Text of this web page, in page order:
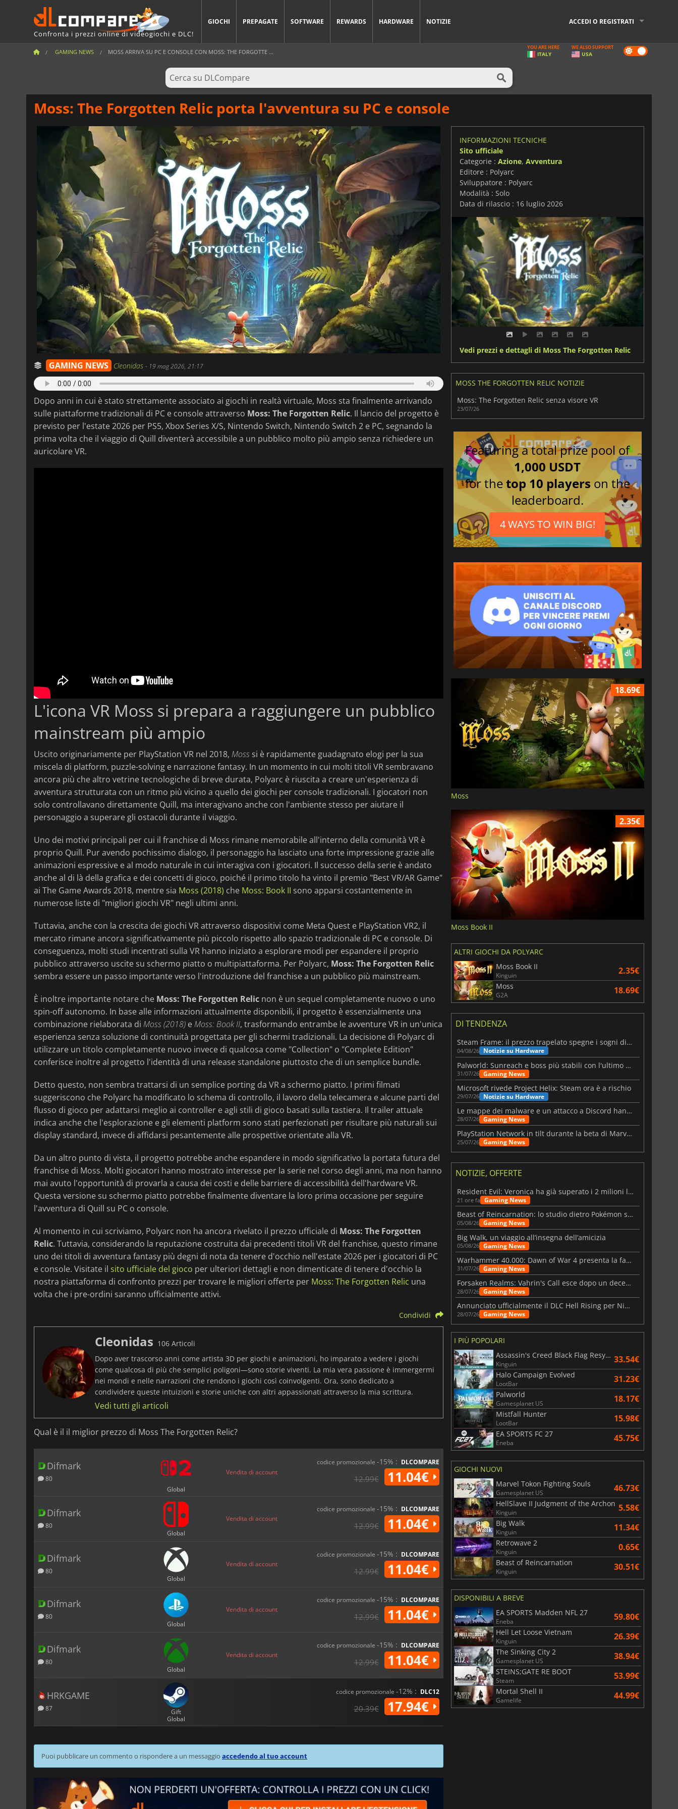
Confronta i prezzi online di videogiochi e DLC!
GIOCHI PREPAGATE SOFTWARE REWARDS HARDWARE NOTIZIE ACCEDI O REGISTRATI
GAMING NEWS MOSS ARRIVA SU PC E CONSOLE CON MOSS: THE FORGOTTE ... Dark
mode
YOU ARE HERE
ITALY
WE ALSO SUPPORT
USA
Moss: The Forgotten Relic porta l'avventura su PC e console
GAMING NEWS Cleonidas - 19 mag 2026, 21:17
Dopo anni in cui è stato strettamente associato ai giochi in realtà virtuale, Moss sta finalmente arrivando
sulle piattaforme tradizionali di PC e console attraverso Moss: The Forgotten Relic. Il lancio del progetto è
previsto per l'estate 2026 per PS5, Xbox Series X/S, Nintendo Switch, Nintendo Switch 2 e PC, segnando la
prima volta che il viaggio di Quill diventerà accessibile a un pubblico molto più ampio senza richiedere un
auricolare VR.
L'icona VR Moss si prepara a raggiungere un pubblico
mainstream più ampio
Uscito originariamente per PlayStation VR nel 2018, Moss si è rapidamente guadagnato elogi per la sua
miscela di platform, puzzle-solving e narrazione fantasy. In un momento in cui molti titoli VR sembravano
ancora più che altro vetrine tecnologiche di breve durata, Polyarc è riuscita a creare un'esperienza di
avventura strutturata con un ritmo più vicino a quello dei giochi per console tradizionali. I giocatori non
solo controllavano direttamente Quill, ma interagivano anche con l'ambiente stesso per aiutare il
personaggio a superare gli ostacoli durante il viaggio.
Uno dei motivi principali per cui il franchise di Moss rimane memorabile all'interno della comunità VR è
proprio Quill. Pur avendo pochissimo dialogo, il personaggio ha lasciato una forte impressione grazie alle
animazioni espressive e al modo naturale in cui interagiva con i giocatori. Il successo della serie è andato
anche al di là della grafica e dei concetti di gioco, poiché il primo titolo ha vinto il premio "Best VR/AR Game"
ai The Game Awards 2018, mentre sia Moss (2018) che Moss: Book II sono apparsi costantemente in
numerose liste di "migliori giochi VR" negli ultimi anni.
Tuttavia, anche con la crescita dei giochi VR attraverso dispositivi come Meta Quest e PlayStation VR2, il
mercato rimane ancora significativamente più piccolo rispetto allo spazio tradizionale di PC e console. Di
conseguenza, molti studi incentrati sulla VR hanno iniziato a esplorare modi per espandere il proprio
pubblico attraverso uscite su schermo piatto o multipiattaforma. Per Polyarc, Moss: The Forgotten Relic
sembra essere un passo importante verso l'introduzione del franchise a un pubblico più mainstream.
È inoltre importante notare che Moss: The Forgotten Relic non è un sequel completamente nuovo o uno
spin-off autonomo. In base alle informazioni attualmente disponibili, il progetto è essenzialmente una
combinazione rielaborata di Moss (2018) eMoss: Book II, trasformando entrambe le avventure VR in un'unica
esperienza senza soluzione di continuità progettata per gli schermi tradizionali. La decisione di Polyarc di
utilizzare un titolo completamente nuovo invece di qualcosa come "Collection" o "Complete Edition"
conferisce inoltre al progetto l'identità di una release standalone piuttosto che di un semplice bundle.
Detto questo, non sembra trattarsi di un semplice porting da VR a schermo piatto. I primi filmati
suggeriscono che Polyarc ha modificato lo schema di controllo, il lavoro della telecamera e alcune parti del
flusso di gioco per adattarsi meglio ai controller e agli stili di gioco basati sulla tastiera. Il trailer attuale
indica anche che l'esplorazione e gli elementi platform sono stati perfezionati per risultare più naturali sui
display standard, invece di affidarsi pesantemente alle prospettive orientate alla VR.
Da un altro punto di vista, il progetto potrebbe anche espandere in modo significativo la portata futura del
franchise di Moss. Molti giocatori hanno mostrato interesse per la serie nel corso degli anni, ma non hanno
mai avuto l'opportunità di provarla a causa dei costi e delle barriere di accessibilità dell'hardware VR.
Questa versione su schermo piatto potrebbe finalmente diventare la loro prima occasione per seguire
l'avventura di Quill su PC o console.
Al momento in cui scriviamo, Polyarc non ha ancora rivelato il prezzo ufficiale di Moss: The Forgotten
Relic. Tuttavia, considerando la reputazione costruita dai precedenti titoli VR del franchise, questo rimane
uno dei titoli di avventura fantasy più degni di nota da tenere d'occhio nell'estate 2026 per i giocatori di PC
e console. Visitate il sito ufficiale del gioco per ulteriori dettagli e non dimenticate di tenere d'occhio la
nostra piattaforma di confronto prezzi per trovare le migliori offerte per Moss: The Forgotten Relic una
volta che i pre-ordini saranno ufficialmente attivi.
Condividi
Cleonidas 106 Articoli
Dopo aver trascorso anni come artista 3D per giochi e animazioni, ho imparato a vedere i giochi
come qualcosa di più che semplici poligoni—sono storie viventi. La mia vera passione è immergermi
nei mondi e nelle narrazioni che rendono i giochi così coinvolgenti. Ora, sono dedicato a
condividere queste intuizioni e storie uniche con altri appassionati attraverso la mia scrittura.
Vedi tutti gli articoli
Qual è il il miglior prezzo di Moss The Forgotten Relic?
Difmark
80
Global
Vendita di account
codice promozionale -15% : DLCOMPARE
12.99€ 11.04€
Difmark
80
Global
Vendita di account
codice promozionale -15% : DLCOMPARE
12.99€ 11.04€
Difmark
80
Global
Vendita di account
codice promozionale -15% : DLCOMPARE
12.99€ 11.04€
Difmark
80
Global
Vendita di account
codice promozionale -15% : DLCOMPARE
12.99€ 11.04€
Difmark
80
Global
Vendita di account
codice promozionale -15% : DLCOMPARE
12.99€ 11.04€
HRKGAME
87
Gift
Global
codice promozionale -12% : DLC12
20.39€ 17.94€
Puoi pubblicare un commento o rispondere a un messaggio accedendo al tuo account
INFORMAZIONI TECNICHE
Sito ufficiale
Categorie : Azione, Avventura
Editore : Polyarc
Sviluppatore : Polyarc
Modalità : Solo
Data di rilascio : 16 luglio 2026
Vedi prezzi e dettagli di Moss The Forgotten Relic
MOSS THE FORGOTTEN RELIC NOTIZIE
Moss: The Forgotten Relic senza visore VR
23/07/26
Featuring a total prize pool of
1,000 USDT
for thetop 10 players on the
leaderboard.
4 WAYS TO WIN BIG!
18.69€
Moss
2.35€
Moss Book II
ALTRI GIOCHI DA POLYARC
Moss Book II
Kinguin 2.35€
Moss
G2A 18.69€
DI TENDENZA
Steam Frame: il prezzo trapelato spegne i sogni di un VR economico
04/08/26 Notizie su Hardware
Palworld: Sunreach e boss più stabili con l'ultimo update
31/07/26 Gaming News
Microsoft rivede Project Helix: Steam ora è a rischio
29/07/26 Notizie su Hardware
Le mappe dei malware e un attacco a Discord hanno colpito Meccha Chameleon
28/07/26 Gaming News
PlayStation Network in tilt durante la beta di Marvel Tōkon
25/07/26 Gaming News
NOTIZIE, OFFERTE
Resident Evil: Veronica ha già superato i 2 milioni liste dei desideri
21 ore fa Gaming News
Beast of Reincarnation: lo studio dietro Pokémon su una nuova strada
05/08/26 Gaming News
Big Walk, un viaggio all’insegna dell’amicizia
05/08/26 Gaming News
Warhammer 40.000: Dawn of War 4 presenta la fazione dei Necron
31/07/26 Gaming News
Forsaken Realms: Vahrin's Call esce dopo un decennio di sviluppo
28/07/26 Gaming News
Annunciato ufficialmente il DLC Hell Rising per Nioh 3
28/07/26 Gaming News
I PIÙ POPOLARI
Assassin's Creed Black Flag Resynced
Kinguin 33.54€
Halo Campaign Evolved
LootBar 31.23€
Palworld
Gamesplanet US 18.17€
Mistfall Hunter
LootBar 15.98€
EA SPORTS FC 27
Eneba 45.75€
GIOCHI NUOVI
Marvel Tokon Fighting Souls
Gamesplanet US 46.73€
HellSlave II Judgment of the Archon
Kinguin 5.58€
Big Walk
Kinguin 11.34€
Retrowave 2
Kinguin 0.65€
Beast of Reincarnation
Kinguin 30.51€
DISPONIBILI A BREVE
EA SPORTS Madden NFL 27
Eneba 59.80€
Hell Let Loose Vietnam
Kinguin 26.39€
The Sinking City 2
Gamesplanet US 38.94€
STEINS;GATE RE BOOT
Steam 53.99€
Mortal Shell II
Gamelife 44.99€